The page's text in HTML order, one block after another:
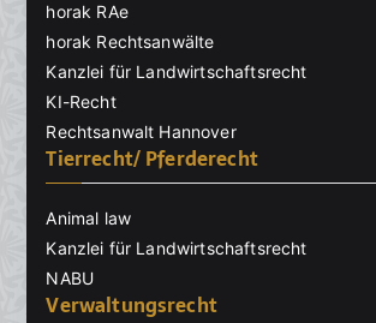
horak RAe
horak Rechtsanwälte
Kanzlei für Landwirtschaftsrecht
KI-Recht
Rechtsanwalt Hannover
Tierrecht/ Pferderecht
Animal law
Kanzlei für Landwirtschaftsrecht
NABU
Verwaltungsrecht